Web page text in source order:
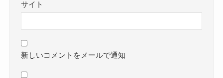
サイト
新しいコメントをメールで通知